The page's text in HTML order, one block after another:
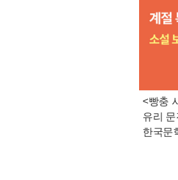
<빵충
유리
한국문